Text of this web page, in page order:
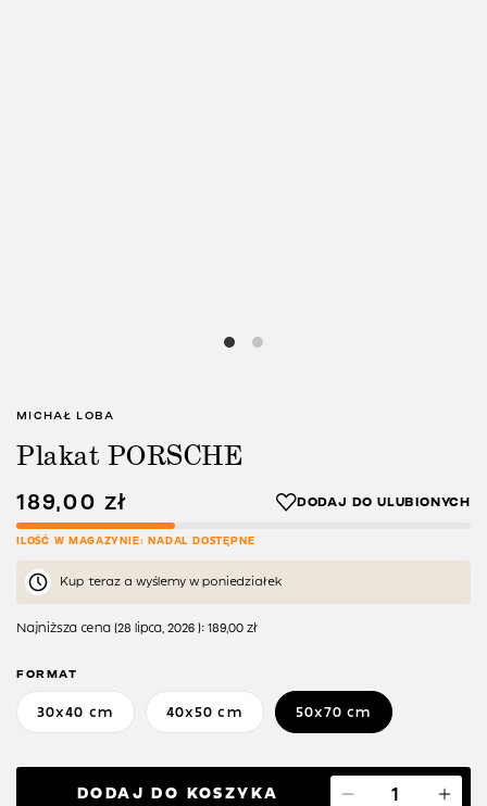
MICHAŁ LOBA
Plakat PORSCHE
189,00 zł
ILOŚĆ W MAGAZYNIE: NADAL DOSTĘPNE
Kup teraz a wyślemy w poniedziałek
Najniższa cena (28 lipca, 2026 ): 189,00 zł
FORMAT
30x40 cm 40x50 cm 50x70 cm
DODAJ DO KOSZYKA